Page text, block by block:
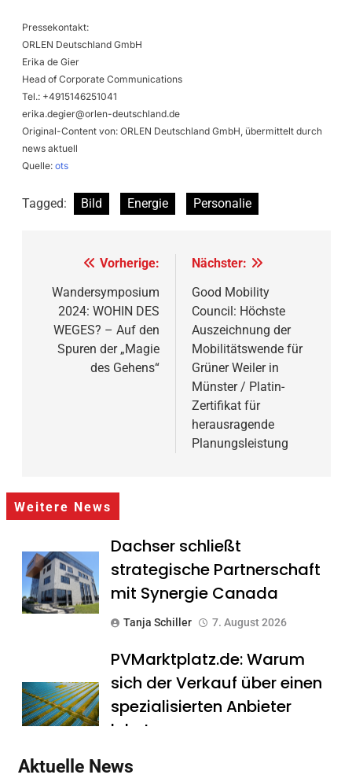
Pressekontakt:
ORLEN Deutschland GmbH
Erika de Gier
Head of Corporate Communications
Tel.: +4915146251041
erika.degier@orlen-deutschland.de
Original-Content von: ORLEN Deutschland GmbH, übermittelt durch
news aktuell
Quelle: ots
Tagged: Bild Energie Personalie
Beitragsnavigation
Vorherige:
Wandersymposium
2024: WOHIN DES
WEGES? – Auf den
Spuren der „Magie
des Gehens“
Nächster:
Good Mobility
Council: Höchste
Auszeichnung der
Mobilitätswende für
Grüner Weiler in
Münster / Platin-
Zertifikat für
herausragende
Planungsleistung
Weitere News
Dachser schließt
strategische Partnerschaft
mit Synergie Canada
Tanja Schiller 7. August 2026
PVMarktplatz.de: Warum
sich der Verkauf über einen
spezialisierten Anbieter
lohnt
Aktuelle News